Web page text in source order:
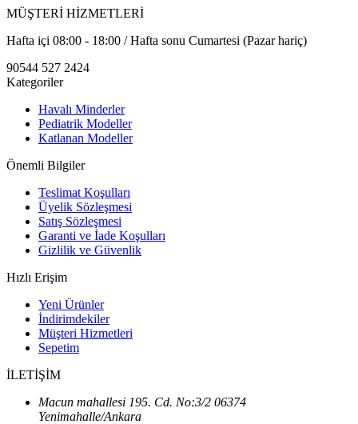
MÜŞTERİ HİZMETLERİ
Hafta içi 08:00 - 18:00 / Hafta sonu Cumartesi (Pazar hariç)
90544 527 2424
Kategoriler
Havalı Minderler
Pediatrik Modeller
Katlanan Modeller
Önemli Bilgiler
Teslimat Koşulları
Üyelik Sözleşmesi
Satış Sözleşmesi
Garanti ve İade Koşulları
Gizlilik ve Güvenlik
Hızlı Erişim
Yeni Ürünler
İndirimdekiler
Müşteri Hizmetleri
Sepetim
İLETİŞİM
Macun mahallesi 195. Cd. No:3/2 06374
Yenimahalle/Ankara